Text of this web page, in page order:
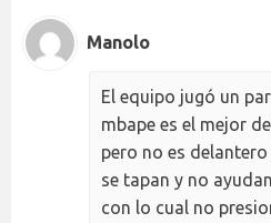
Manolo
El equipo jugó un
mbape es el mejor
pero no es
se tapan y no
con lo cual no